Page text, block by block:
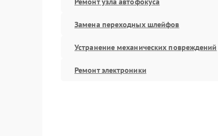
Замена переходных шлейфов
Устранение механических повреждений
Ремонт электроники